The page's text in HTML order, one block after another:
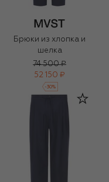
Брюки из хлопка и
шелка
74 500 ₽
52 150 ₽
-30%